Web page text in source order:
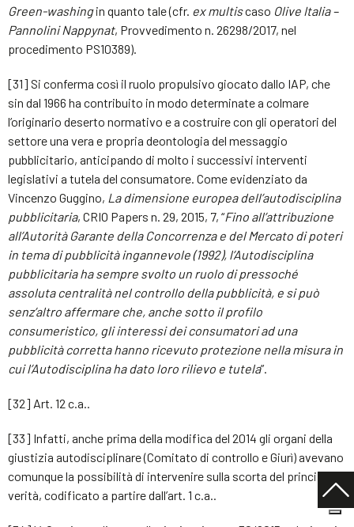
Green-washingin quanto tale (cfr. ex multiscaso Olive Italia –
Pannolini Nappynat, Provvedimento n. 26298/2017, nel
procedimento PS10389).
[31] Si conferma così il ruolo propulsivo giocato dallo IAP, che
sin dal 1966 ha contribuito in modo determinate a colmare
l’originario deserto normativo e a costruire con gli operatori del
settore una vera e propria deontologia del messaggio
pubblicitario, anticipando di molto i successivi interventi
legislativi a tutela del consumatore. Come evidenziato da
Vincenzo Guggino, La dimensione europea dell’autodisciplina
pubblicitaria, CRIO Papers n. 29, 2015, 7, “Fino all’attribuzione
all’Autorità Garante della Concorrenza e del Mercato di poteri
in tema di pubblicità ingannevole (1992), l’Autodisciplina
pubblicitaria ha sempre svolto un ruolo di pressoché
assoluta centralità nel controllo della pubblicità, e si può
senz’altro affermare che, anche sotto il profilo
consumeristico, gli interessi dei consumatori ad una
pubblicità corretta hanno ricevuto protezione nella misura in
cui l’Autodisciplina ha dato loro rilievo e tutela”.
[32] Art. 12 c.a..
[33] Infatti, anche prima della modifica del 2014 gli organi della
giustizia autodisciplinare (Comitato di controllo e Giurì) avevano
comunque la possibilità di intervenire sulla scorta del principio di
verità, codificato a partire dall’art. 1 c.a..